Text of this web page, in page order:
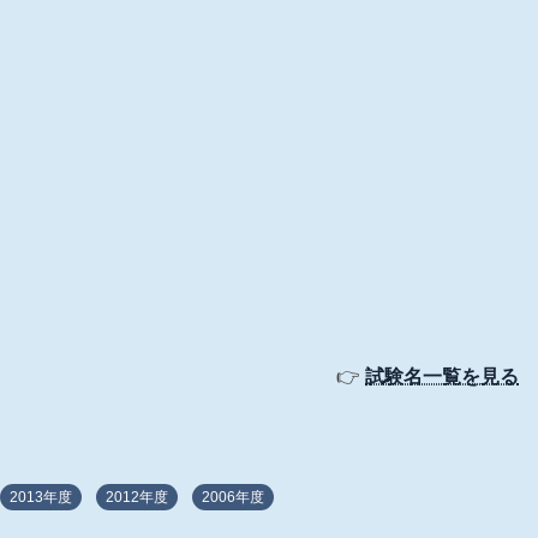
👉 試験名一覧を見る
2013年度 2012年度 2006年度